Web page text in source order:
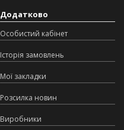
Додатково
Особистий кабінет
Історія замовлень
Мої закладки
Розсилка новин
Виробники